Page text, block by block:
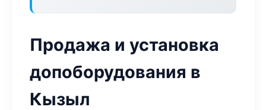
Продажа и установка
допоборудования в
Кызыл